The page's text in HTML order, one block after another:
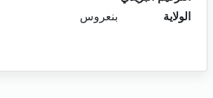
الولاية
بنعروس